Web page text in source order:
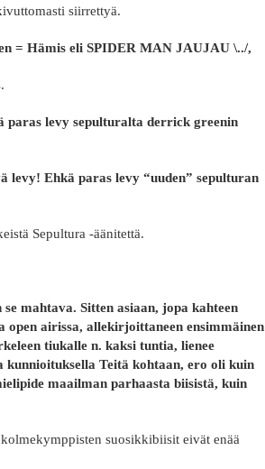
siirrettyä.
= Hämis eli SPIDER MAN JAUJAU \../,
paras levy sepulturalta derrick greenin
levy! Ehkä paras levy “uuden” sepulturan
Sepultura -äänitettä.
mahtava. Sitten asiaan, jopa kahteen
open airissa, allekirjoittaneen ensimmäinen
tiukalle n. kaksi tuntia, lienee
Teitä kohtaan, ero oli kuin
maailman parhaasta biisistä, kuin
suosikkibiisit eivät enää